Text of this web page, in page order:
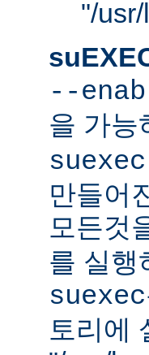
"/
--
을 가능
suexec
만들어
모든것
를 실행
suexec
토리에